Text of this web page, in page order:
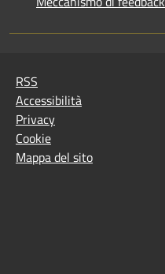
RSS
Accessibilità
Privacy
Cookie
Mappa del sito